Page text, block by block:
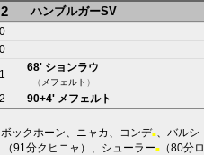
ハンブルガーSV
68' ションラウ
（ メフェルト ）
90+4' メフェルト
ボックホーン ニャカ コンデ■
バルシ
（91分クヒニャ ）、 シューラー■ （80分ロ